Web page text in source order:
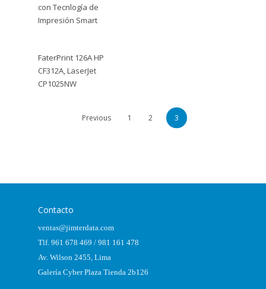
con Tecnlogía de
Impresión Smart
FaterPrint 126A HP
CF312A, LaserJet
CP1025NW
Previous 1 2 3
Contacto
ventas@jimterdata.com
Tlf. 961 678 469 / 981 161 478
Av. Wilson 2455, Lima
Galería Cyber Plaza Tienda 2b126